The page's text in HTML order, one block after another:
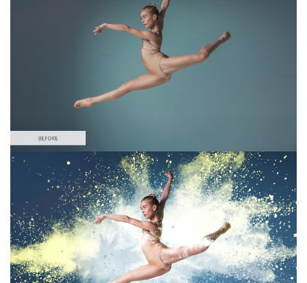
Xin hãy lựa chọn
Free Ps Overlay #10
Small 800*533px